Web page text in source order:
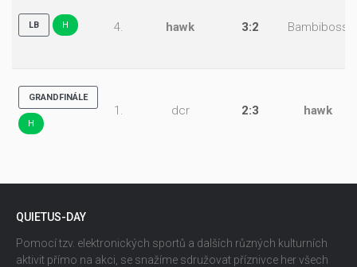
LB H 4. hawk 3:2 Bambiboss
GRANDFINÁLE
H
1. dcr 2:3 hawk
QUIETUS-DAY
Pomocí tzv. elektronických sportů a dalších různých kulturních
aktivit přímo na akci, se snažíme sdružovat příznivce her všech